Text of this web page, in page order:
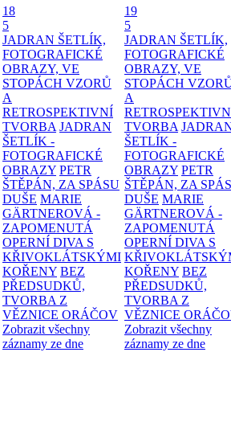
18
5
JADRAN ŠETLÍK,
FOTOGRAFICKÉ
OBRAZY, VE
STOPÁCH VZORŮ
A
RETROSPEKTIVNÍ
TVORBA JADRAN
ŠETLÍK -
FOTOGRAFICKÉ
OBRAZY PETR
ŠTĚPÁN, ZA SPÁSU
DUŠE MARIE
GÄRTNEROVÁ -
ZAPOMENUTÁ
OPERNÍ DIVA S
KŘIVOKLÁTSKÝMI
KOŘENY BEZ
PŘEDSUDKŮ,
TVORBA Z
VĚZNICE ORÁČOV
Zobrazit všechny
záznamy ze dne
19
5
JADRAN ŠETLÍK,
FOTOGRAFICKÉ
OBRAZY, VE
STOPÁCH
A
TVORBA
ŠETLÍK -
FOTOGRAFICKÉ
OBRAZY PETR
ŠTĚPÁN, ZA
DUŠE MARIE
GÄRTNEROVÁ -
ZAPOMENUTÁ
OPERNÍ DIVA S
KOŘENY BEZ
PŘEDSUDKŮ,
TVORBA Z
VĚZNICE
Zobrazit všechny
záznamy ze dne